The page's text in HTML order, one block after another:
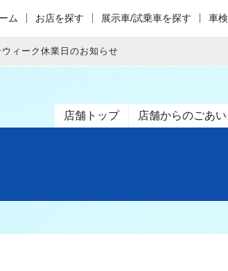
ム お店を探す 展示車/試乗車を探す 車
ィーク休業日のお知らせ
店舗トップ 店舗からのごあ